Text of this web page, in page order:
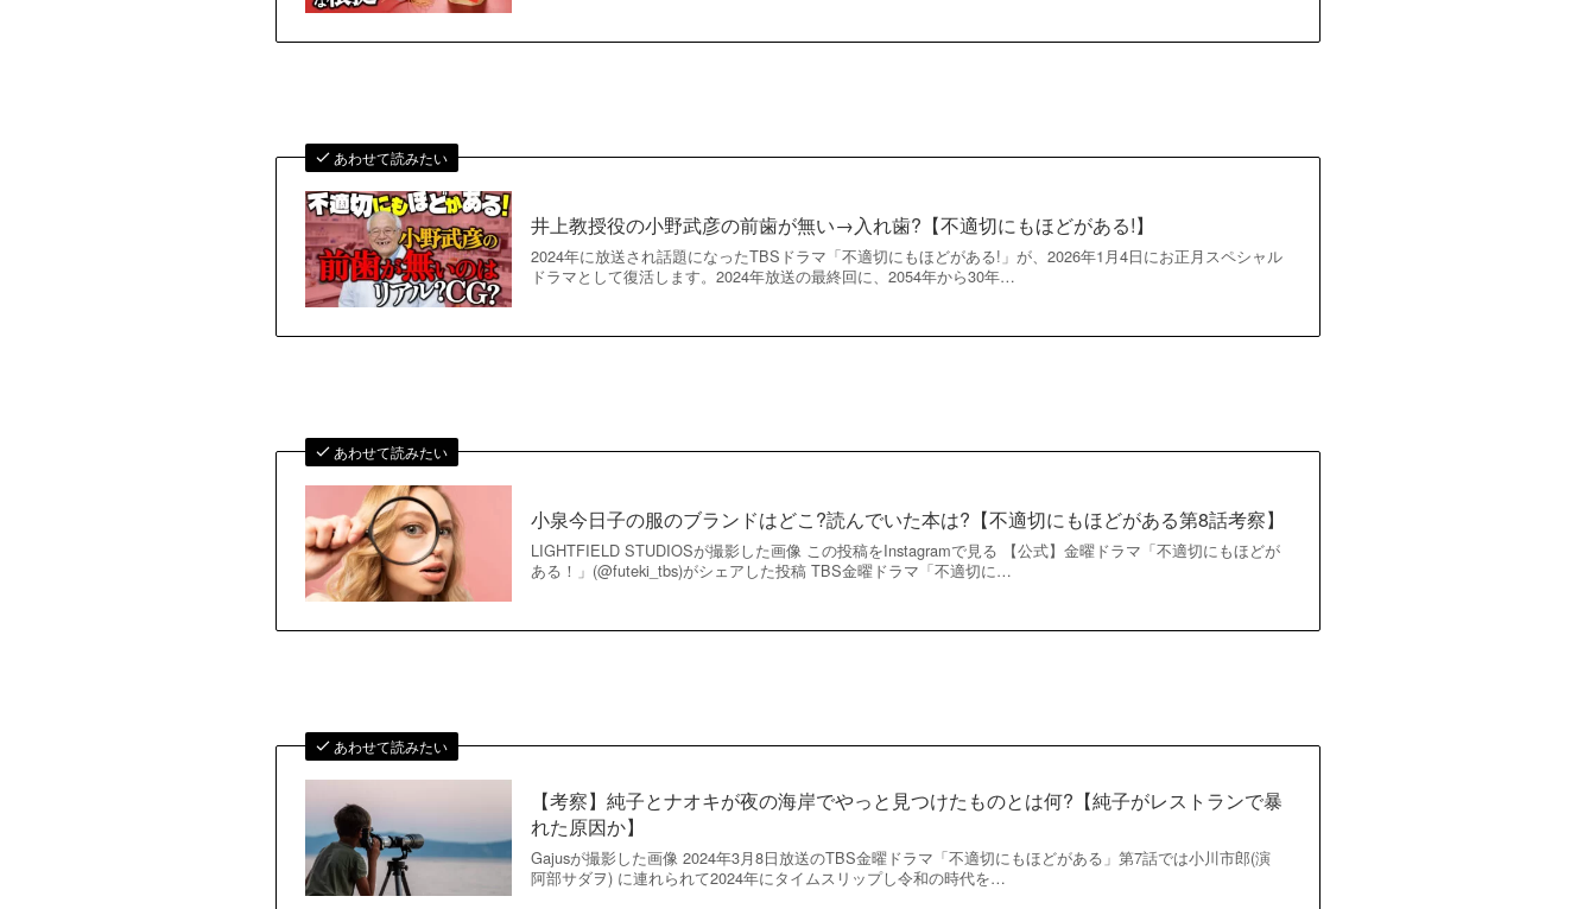
あわせて読みたい
井上教授役の小野武彦の前歯が無い→入れ歯?【不適切にもほどがある!】
2024年に放送され話題になったTBSドラマ「不適切にもほどがある!」が、2026年1月4日にお正月スペシャル
ドラマとして復活します。2024年放送の最終回に、2054年から30年…
あわせて読みたい
小泉今日子の服のブランドはどこ?読んでいた本は?【不適切にもほどがある第8話考察】
LIGHTFIELD STUDIOSが撮影した画像 この投稿をInstagramで見る 【公式】金曜ドラマ「不適切にもほどが
ある！」(@futeki_tbs)がシェアした投稿 TBS金曜ドラマ「不適切に…
あわせて読みたい
【考察】純子とナオキが夜の海岸でやっと見つけたものとは何?【純子がレストランで暴
れた原因か】
Gajusが撮影した画像 2024年3月8日放送のTBS金曜ドラマ「不適切にもほどがある」第7話では小川市郎(演
阿部サダヲ) に連れられて2024年にタイムスリップし令和の時代を…